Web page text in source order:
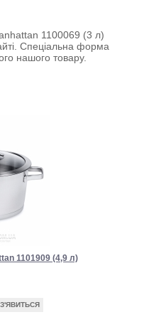
1100069 (3 л)
Спеціальна форма
нашого товару.
1101909 (4,9 л)